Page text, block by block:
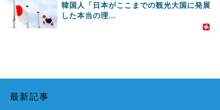
韓国人「日本がここまでの観光大国に発展
した本当の理...
最新記事